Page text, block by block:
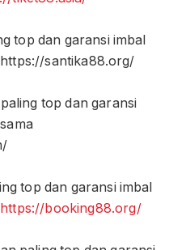
top dan garansi imbal
santika88.org/
top dan garansi
top dan garansi imbal
https://booking88.org/